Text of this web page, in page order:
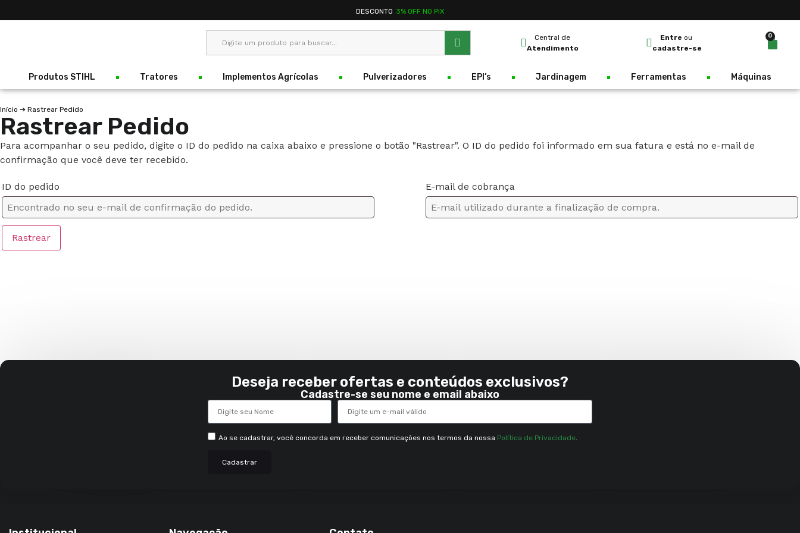
DESCONTO 3% OFF NO PIX
Central de
Atendimento
Entre ou
cadastre-se
0
Produtos STIHL Tratores Implementos Agrícolas Pulverizadores EPI’s Jardinagem Ferramentas Máquinas
Início ➔ Rastrear Pedido
Rastrear Pedido
Para acompanhar o seu pedido, digite o ID do pedido na caixa abaixo e pressione o botão "Rastrear". O ID do pedido foi informado em sua fatura e está no e-mail de
confirmação que você deve ter recebido.
ID do pedido E-mail de cobrança
Rastrear
Deseja receber ofertas e conteúdos exclusivos?
Cadastre-se seu nome e email abaixo
Ao se cadastrar, você concorda em receber comunicações nos termos da nossa Política de Privacidade.
Cadastrar